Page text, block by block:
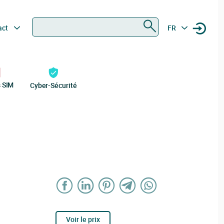
FR
Cyber-Sécurité
Voir le prix